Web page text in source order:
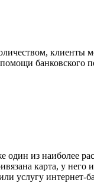
клиенты
банковского
из наиболее
карта, у
услугу интернет-